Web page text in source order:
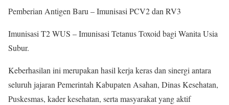
Pemberian Antigen Baru – Imunisasi PCV2 dan RV3
Imunisasi T2 WUS – Imunisasi Tetanus Toxoid bagi Wanita Usia
Subur.
Keberhasilan ini merupakan hasil kerja keras dan sinergi antara
seluruh jajaran Pemerintah Kabupaten Asahan, Dinas Kesehatan,
Puskesmas, kader kesehatan, serta masyarakat yang aktif